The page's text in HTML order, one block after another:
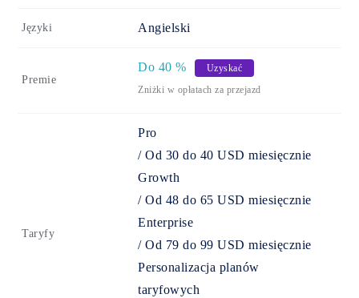
Języki Angielski
Premie
Do 40 %
Uzyskać
Zniżki w opłatach za przejazd
Taryfy
Pro
/ Od 30 do 40 USD miesięcznie
Growth
/ Od 48 do 65 USD miesięcznie
Enterprise
/ Od 79 do 99 USD miesięcznie
Personalizacja planów
taryfowych